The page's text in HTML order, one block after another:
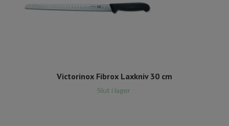
Victorinox Fibrox Laxkniv 30 cm
Slut i lager